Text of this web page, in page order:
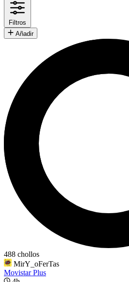
Filtros
Añadir
488 chollos
MirY_oFerTas
Movistar Plus